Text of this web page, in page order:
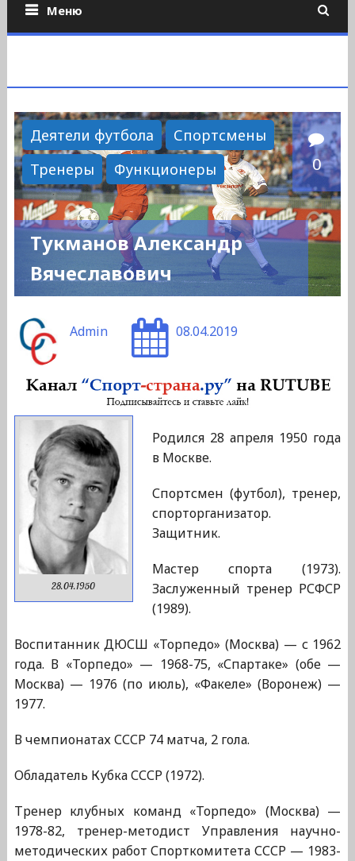
Меню
Деятели футбола
Спортсмены
Тренеры
Функционеры 0
Тукманов Александр
Вячеславович
Admin 08.04.2019
28.04.1950
Родился 28 апреля 1950 года
в Москве.
Спортсмен (футбол), тренер,
спорторганизатор.
Защитник.
Мастер спорта (1973).
Заслуженный тренер РСФСР
(1989).
Воспитанник ДЮСШ «Торпедо» (Москва) — с 1962
года. В «Торпедо» — 1968-75, «Спартаке» (обе —
Москва) — 1976 (по июль), «Факеле» (Воронеж) —
1977.
В чемпионатах СССР 74 матча, 2 гола.
Обладатель Кубка СССР (1972).
Тренер клубных команд «Торпедо» (Москва) —
1978-82, тренер-методист Управления научно-
методических работ Спорткомитета СССР — 1983-